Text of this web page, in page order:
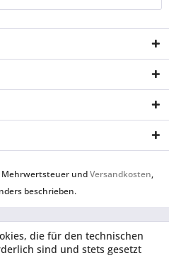
Mehrwertsteuer undVersandkosten,
beschrieben.
die für den technischen
sind und stets gesetzt